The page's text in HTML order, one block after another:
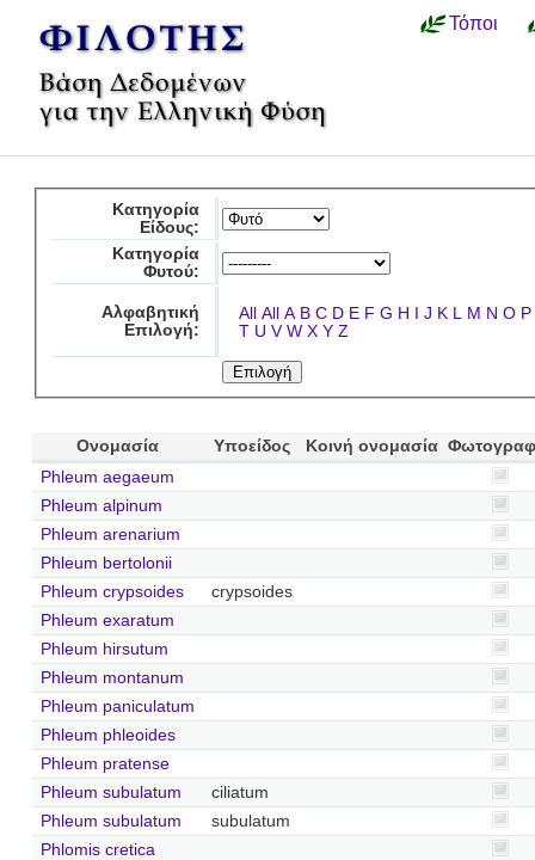
Τόποι
Κατηγορία
Είδους:
Κατηγορία
Φυτού:
Αλφαβητική
Επιλογή:
All All A B C D E F G H I J K L M N O P
T U V W X Y Z
Ονομασία Υποείδος Κοινή ονομασία
Phleum aegaeum
Phleum alpinum
Phleum arenarium
Phleum bertolonii
Phleum crypsoides
crypsoides
Phleum exaratum
Phleum hirsutum
Phleum montanum
Phleum paniculatum
Phleum phleoides
Phleum pratense
Phleum subulatum
ciliatum
Phleum subulatum
subulatum
Phlomis cretica